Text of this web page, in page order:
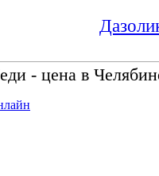
- цена в